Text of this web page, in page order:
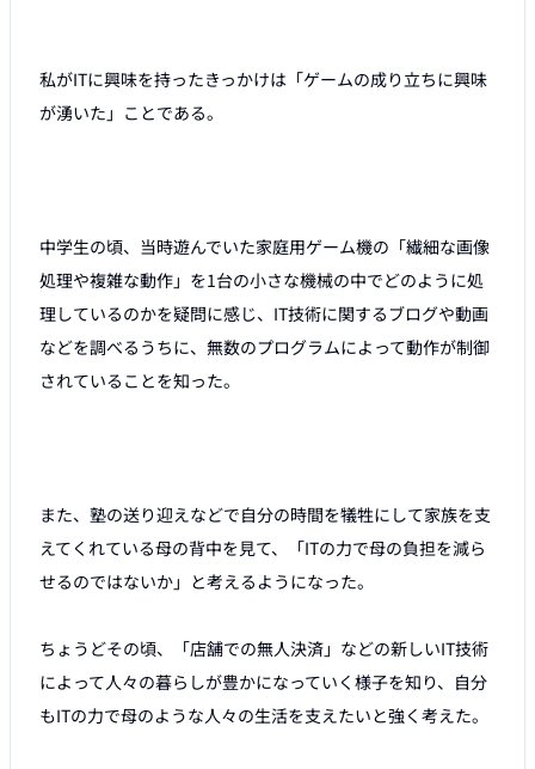
私がITに興味を持ったきっかけは「ゲームの成り立ちに興味
が湧いた」ことである。
中学生の頃、当時遊んでいた家庭用ゲーム機の「繊細な画像
処理や複雑な動作」を1台の小さな機械の中でどのように処
理しているのかを疑問に感じ、IT技術に関するブログや動画
などを調べるうちに、無数のプログラムによって動作が制御
されていることを知った。
また、塾の送り迎えなどで自分の時間を犠牲にして家族を支
えてくれている母の背中を見て、「ITの力で母の負担を減ら
せるのではないか」と考えるようになった。
ちょうどその頃、「店舗での無人決済」などの新しいIT技術
によって人々の暮らしが豊かになっていく様子を知り、自分
もITの力で母のような人々の生活を支えたいと強く考えた。